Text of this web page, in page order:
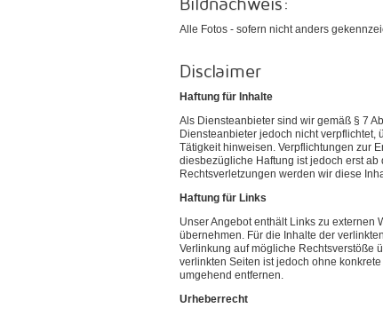
Alle Fotos - sofern nicht anders
Disclaimer
Haftung für Inhalte
Als Diensteanbieter sind wir gemäß § 7
Diensteanbieter jedoch nicht
Tätigkeit hinweisen. Verpflichtungen zur
diesbezügliche Haftung ist jedoch erst
Rechtsverletzungen werden wir diese
Haftung für Links
Unser Angebot enthält Links zu externen
übernehmen. Für die Inhalte der
Verlinkung auf mögliche Rechtsverstöße
verlinkten Seiten ist jedoch ohne
umgehend entfernen.
Urheberrecht